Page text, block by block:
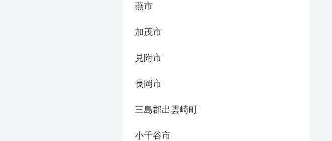
燕市
加茂市
見附市
長岡市
三島郡出雲崎町
小千谷市